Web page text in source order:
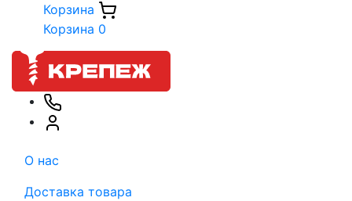
Корзина
Корзина 0
О нас
Доставка товара